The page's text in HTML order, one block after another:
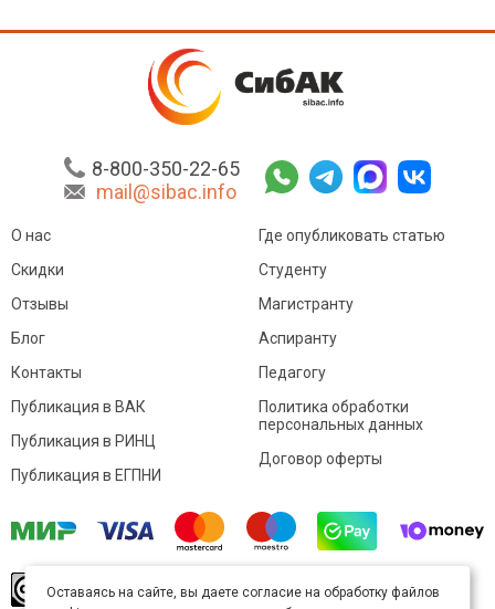
8-800-350-22-65
mail@sibac.info
О нас
Скидки
Отзывы
Блог
Контакты
Где опубликовать статью
Студенту
Магистранту
Аспиранту
Педагогу
Публикация в ВАК
Публикация в РИНЦ
Публикация в ЕГПНИ
Политика обработки
персональных данных
Договор оферты
произведение доступно полицензии Creative
Оставаясь на сайте, вы даете согласие на обработку файлов